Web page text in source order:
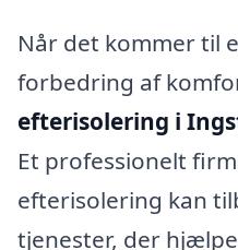
Når det kommer til
forbedring af
efterisolering i
Et professionelt
efterisolering kan
tjenester, der